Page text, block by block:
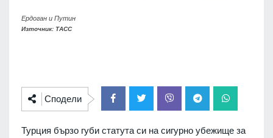
Ердоган и Путин
Източник: ТАСС
Сподели
Турция бързо губи статута си на сигурно убежище за